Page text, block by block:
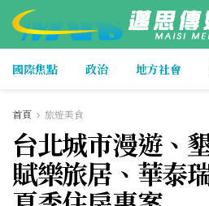
國際焦點 政治 地方社會
首頁 旅遊美食
台北城市漫遊、
賦樂旅居、華泰